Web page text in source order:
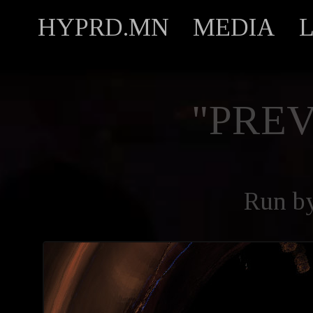
HYPRD.MN MEDIA
Run